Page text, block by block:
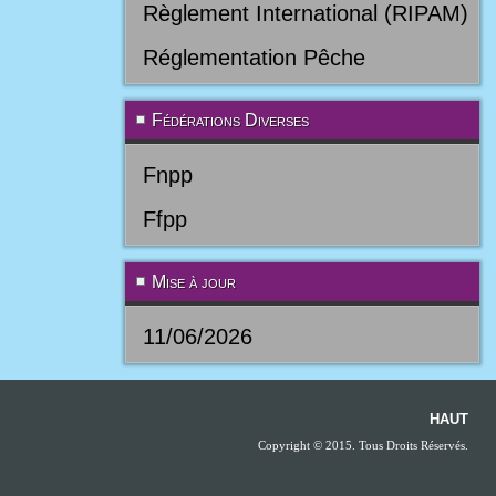
Règlement International (RIPAM)
Réglementation Pêche
Fédérations Diverses
Fnpp
Ffpp
Mise à jour
11/06/2026
HAUT
Copyright © 2015. Tous Droits Réservés.